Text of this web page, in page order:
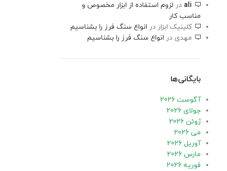
ali در لزوم استفاده از ابزار مخصوص و
مناسب کار
کلینیک ابزار در انواع سنگ فرز را بشناسیم
مهدی در انواع سنگ فرز را بشناسیم
بایگانی‌ها
آگوست 2026
جولای 2026
ژوئن 2026
می 2026
آوریل 2026
مارس 2026
فوریه 2026